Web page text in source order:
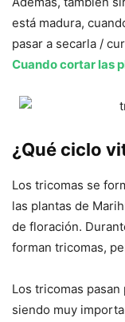
está madura,
pasar a secarla /
Cuando cortar las
¿Qué ciclo
Los tricomas se
las plantas de
de floración.
forman tricomas,
Los tricomas
siendo muy